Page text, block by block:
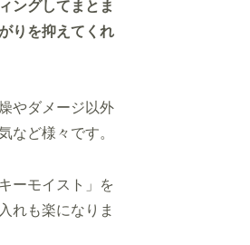
ングしてまとま
りを抑えてくれ
やダメージ以外
など様々です。
ーモイスト」を
れも楽になりま